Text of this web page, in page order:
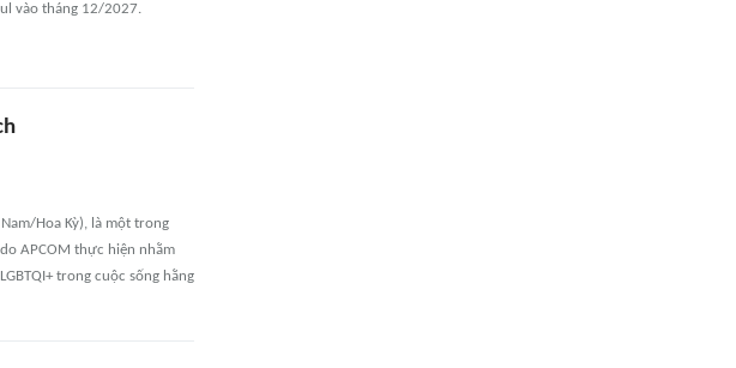
vào tháng 12/2027.
Hoa Kỳ), là một trong
APCOM thực hiện nhằm
trong cuộc sống hằng